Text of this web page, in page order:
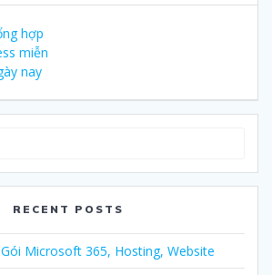
hợp
miễn
nay
RECENT POSTS
Microsoft 365, Hosting, Website